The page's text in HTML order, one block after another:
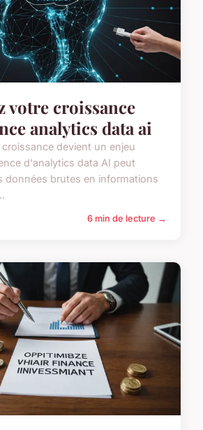
votre croissance
analytics data ai
devient un enjeu
d'analytics data AI peut
données brutes en informations
6 min de lecture →